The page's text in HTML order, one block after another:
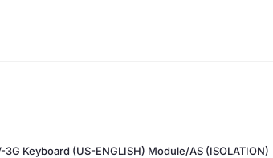
3G Keyboard (US-ENGLISH) Module/AS (ISOLATION)